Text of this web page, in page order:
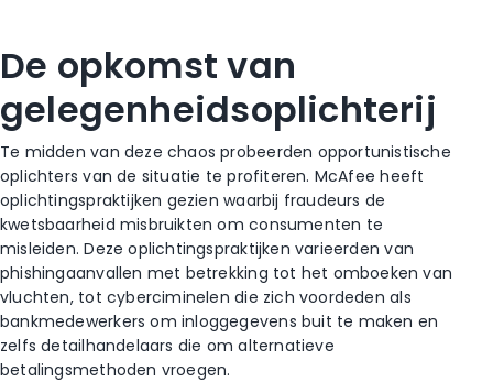
De opkomst van
gelegenheidsoplichterij
Te midden van deze chaos probeerden opportunistische
oplichters van de situatie te profiteren. McAfee heeft
oplichtingspraktijken gezien waarbij fraudeurs de
kwetsbaarheid misbruikten om consumenten te
misleiden. Deze oplichtingspraktijken varieerden van
phishingaanvallen met betrekking tot het omboeken van
vluchten, tot cyberciminelen die zich voordeden als
bankmedewerkers om inloggegevens buit te maken en
zelfs detailhandelaars die om alternatieve
betalingsmethoden vroegen.